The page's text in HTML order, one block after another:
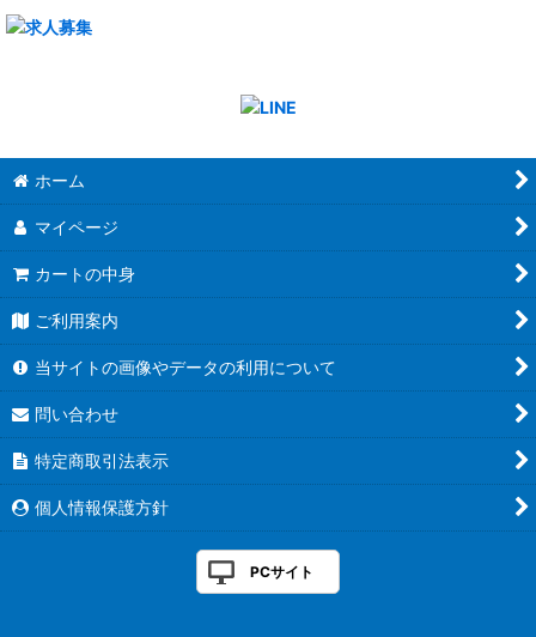
ホーム
マイページ
カートの中身
ご利用案内
当サイトの画像やデータの利用について
問い合わせ
特定商取引法表示
個人情報保護方針
PCサイト